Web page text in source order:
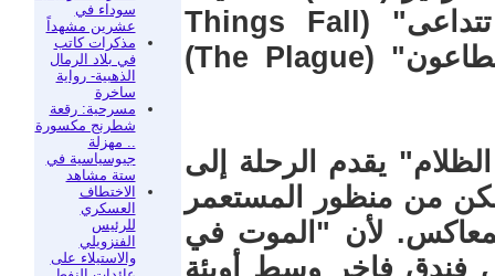
سوداء في
عشرين مشهداً
مذكرات كاتب
في بلاد الرمال
الذهبية- رواية
ساخرة
مسرحية: رقعة
شطرنج مكسورة
.. مهزلة
جيوسياسية في
ستة مشاهد
الاختطاف
العسكري
للرئيس
الفنزويلي
والاستيلاء على
مقارنات ثانوية مع رواية "الأشياء تتداعى" (Things Fall
Apart) لتشينوا أتشيبي (1958) و"الطاعون" (The Plague)
يقدم الرحلة إلى
لكن من منظور المستعمر
المعاكس. لأن "الموت في
فندق فاخر وسط أوبئة